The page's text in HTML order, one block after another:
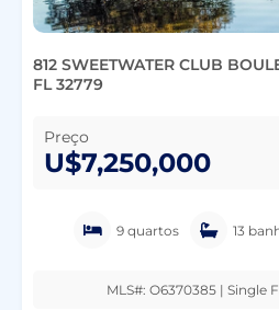
812 SWEETWATER CLUB
FL 32779
Preço
U$7,250,000
9 quartos 13
MLS#: O6370385 | Single